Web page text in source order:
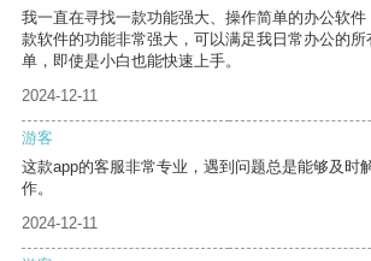
我一直在寻找一款功能强大、操作简单的办公软
款软件的功能非常强大，可以满足我日常办公的
单，即使是小白也能快速上手。
2024-12-11
游客
这款app的客服非常专业，遇到问题总是能够及时
作。
2024-12-11